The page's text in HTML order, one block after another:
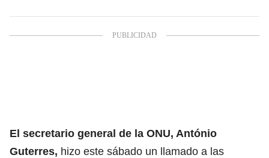
El secretario general de la ONU, António
Guterres, hizo este sábado un llamado a las